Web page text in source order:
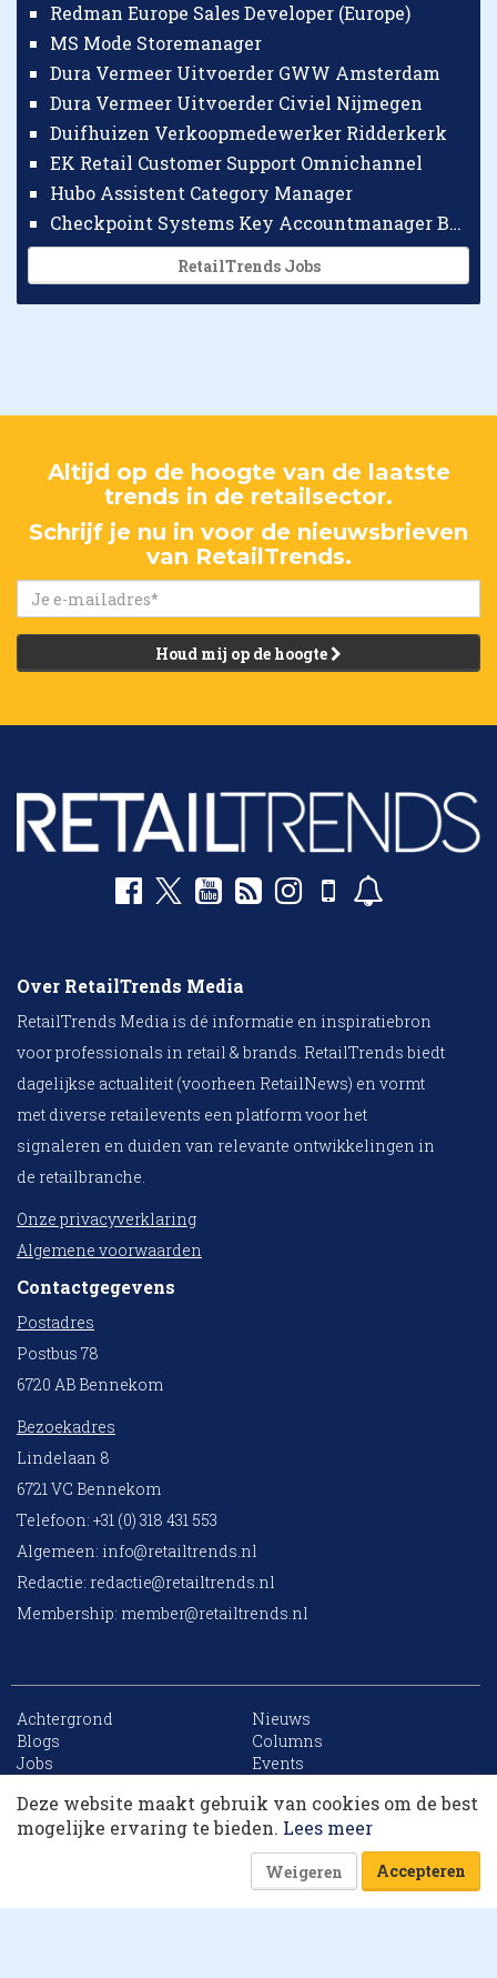
Redman Europe Sales Developer (Europe)
MS Mode Storemanager
Dura Vermeer Uitvoerder GWW Amsterdam
Dura Vermeer Uitvoerder Civiel Nijmegen
Duifhuizen Verkoopmedewerker Ridderkerk
EK Retail Customer Support Omnichannel
Hubo Assistent Category Manager
Checkpoint Systems Key Accountmanager Benelux
RetailTrends Jobs
Altijd op de hoogte van de laatste
trends in de retailsector.
Schrijf je nu in voor de nieuwsbrieven
van RetailTrends.
Houd mij op de hoogte
Over RetailTrends Media
RetailTrends Media is dé informatie en inspiratiebron
voor professionals in retail & brands. RetailTrends biedt
dagelijkse actualiteit (voorheen RetailNews) en vormt
met diverse retailevents een platform voor het
signaleren en duiden van relevante ontwikkelingen in
de retailbranche.
Onze privacyverklaring
Algemene voorwaarden
Contactgegevens
Postadres
Postbus 78
6720 AB Bennekom
Bezoekadres
Lindelaan 8
6721 VC Bennekom
Telefoon: +31 (0) 318 431 553
Algemeen: info@retailtrends.nl
Redactie: redactie@retailtrends.nl
Membership: member@retailtrends.nl
Achtergrond
Nieuws
Blogs
Columns
Jobs
Events
Archief
Sitemap
Website is powered by
Deze website maakt gebruik van cookies om de best
mogelijke ervaring te bieden. Lees meer
Weigeren Accepteren
10 collega’s
Korting op events